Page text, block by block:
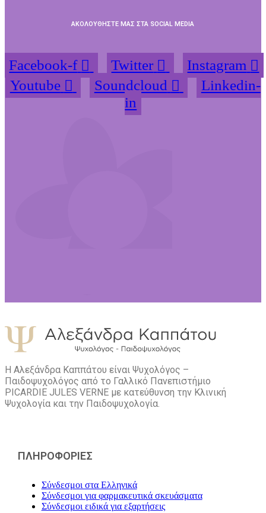
ΑΚΟΛΟΥΘΗΣΤΕ ΜΑΣ ΣΤΑ SOCIAL MEDIA
Facebook-f Twitter
Instagram
Youtube
Soundcloud
Linkedin-
in
Η Αλεξάνδρα Καππάτου είναι Ψυχολόγος –
Παιδοψυχολόγος από το Γαλλικό Πανεπιστήμιο
PICARDIE JULES VERNE με κατεύθυνση την Kλινική
Ψυχολογία και την Παιδοψυχολογία.
ΠΛΗΡΟΦΟΡΙΕΣ
Σύνδεσμοι στα Ελληνικά
Σύνδεσμοι για φαρμακευτικά σκευάσματα
Σύνδεσμοι ειδικά για εξαρτήσεις